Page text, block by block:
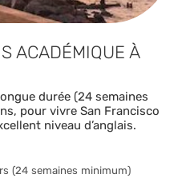
ACADÉMIQUE À
durée (24 semaines
pour vivre San Francisco
niveau d’anglais.
(24 semaines minimum)